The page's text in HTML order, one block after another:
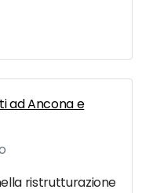
ad Ancona e
ristrutturazione